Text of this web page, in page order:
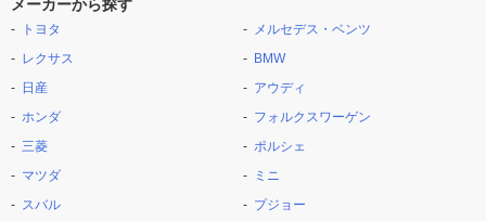
メーカーから探す
トヨタ
レクサス
日産
ホンダ
三菱
マツダ
スバル
メルセデス・ベンツ
BMW
アウディ
フォルクスワーゲン
ポルシェ
ミニ
プジョー